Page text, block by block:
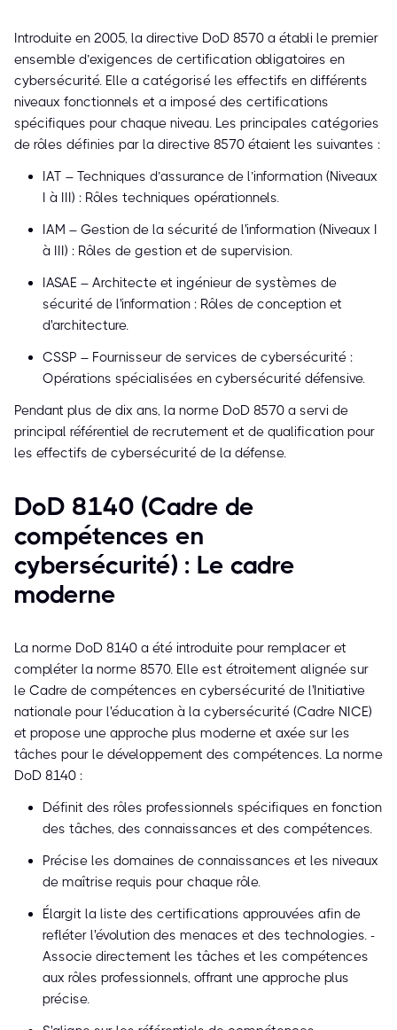
Introduite en 2005, la directive DoD 8570 a établi le premier
ensemble d’exigences de certification obligatoires en
cybersécurité. Elle a catégorisé les effectifs en différents
niveaux fonctionnels et a imposé des certifications
spécifiques pour chaque niveau. Les principales catégories
de rôles définies par la directive 8570 étaient les suivantes :
IAT – Techniques d’assurance de l’information (Niveaux
I à III) : Rôles techniques opérationnels.
IAM – Gestion de la sécurité de l'information (Niveaux I
à III) : Rôles de gestion et de supervision.
IASAE – Architecte et ingénieur de systèmes de
sécurité de l'information : Rôles de conception et
d'architecture.
CSSP – Fournisseur de services de cybersécurité :
Opérations spécialisées en cybersécurité défensive.
Pendant plus de dix ans, la norme DoD 8570 a servi de
principal référentiel de recrutement et de qualification pour
les effectifs de cybersécurité de la défense.
DoD 8140 (Cadre de
compétences en
cybersécurité) : Le cadre
moderne
La norme DoD 8140 a été introduite pour remplacer et
compléter la norme 8570. Elle est étroitement alignée sur
le Cadre de compétences en cybersécurité de l'Initiative
nationale pour l'éducation à la cybersécurité (Cadre NICE)
et propose une approche plus moderne et axée sur les
tâches pour le développement des compétences. La norme
DoD 8140 :
Définit des rôles professionnels spécifiques en fonction
des tâches, des connaissances et des compétences.
Précise les domaines de connaissances et les niveaux
de maîtrise requis pour chaque rôle.
Élargit la liste des certifications approuvées afin de
refléter l'évolution des menaces et des technologies. -
Associe directement les tâches et les compétences
aux rôles professionnels, offrant une approche plus
précise.